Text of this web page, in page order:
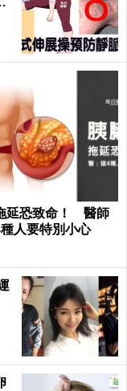
延恐致命！ 醫師
人要特別小心